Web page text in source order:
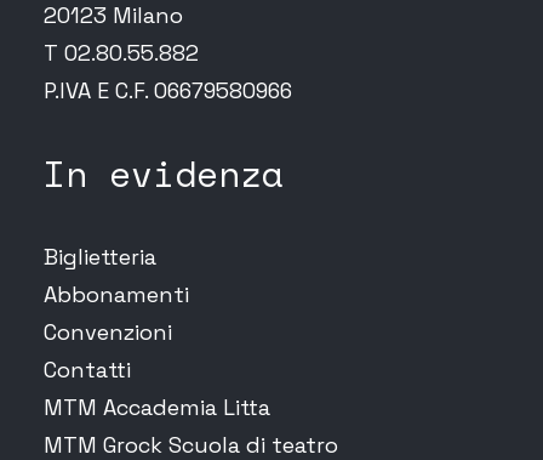
20123 Milano
T 02.80.55.882
P.IVA E C.F. 06679580966
In evidenza
Biglietteria
Abbonamenti
Convenzioni
Contatti
MTM Accademia Litta
MTM Grock Scuola di teatro